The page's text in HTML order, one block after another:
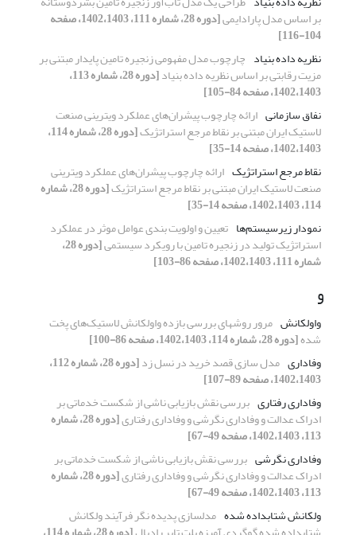
بر اساس مدل پارادایمی [دوره 28، شماره 111، 1402،1403، صفحه
104-116]
نظریه داده بنیاد چارچوب مدل مفهومی زنجیره تامین پایدار مبتنی بر
مزیت رقابتی بر اساس نظریه داده بنیاد [دوره 28، شماره 113،
1402،1403، صفحه 84-105]
نفاق سازمانی ارائه چارچوب پیشران‌های عملکرد ویترینی صنعت
لاستیک ایران مبتنی بر نقاط مرجع استراتژیک [دوره 28، شماره 114،
1402،1403، صفحه 14-35]
نقاط مرجع استراتژیک ارائه چارچوب پیشران‌های عملکرد ویترینی
صنعت لاستیک ایران مبتنی بر نقاط مرجع استراتژیک [دوره 28، شماره
114، 1402،1403، صفحه 14-35]
نمودار زیرسیستم‌ها تعیین و اولویت بندی عوامل موثر در عملکرد
استراتژیک تولید در زنجیره تامین با رویکرد سیستمی [دوره 28،
شماره 111، 1402،1403، صفحه 86-103]
و
واولکانش مرور روشهای بررسی بازده واولکانش لاستیک‌های پخت
شده[دوره 28، شماره 114، 1402،1403، صفحه 86-100]
وفاداری مدل سازی قصد خرید در نسل زد [دوره 28، شماره 112،
1402،1403، صفحه 89-107]
وفاداری رفتاری بررسی نقش بازیابی ناشی از شکست خدماتی بر
ادراک عدالت و وفاداری نگرشی و وفاداری رفتاری [دوره 28، شماره
113، 1402،1403، صفحه 49-67]
وفاداری نگرشی بررسی نقش بازیابی ناشی از شکست خدماتی بر
ادراک عدالت و وفاداری نگرشی و وفاداری رفتاری [دوره 28، شماره
113، 1402،1403، صفحه 49-67]
ولکانش شتابداده شده مدلسازی پدیده نگر فرآیند ولکانش